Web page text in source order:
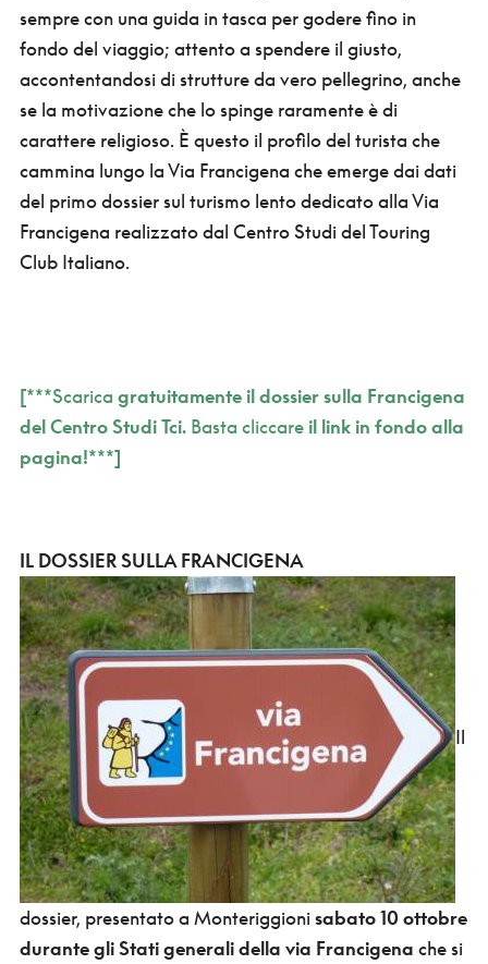
sempre con una guida in tasca per godere fino in
fondo del viaggio; attento a spendere il giusto,
accontentandosi di strutture da vero pellegrino, anche
se la motivazione che lo spinge raramente è di
carattere religioso. È questo il profilo del turista che
cammina lungo la Via Francigena che emerge dai dati
del primo dossier sul turismo lento dedicato alla Via
Francigena realizzato dal Centro Studi del Touring
Club Italiano.
[***Scarica gratuitamente il dossier sulla Francigena
del Centro Studi Tci. Basta cliccareil link in fondo alla
pagina!***]
IL DOSSIER SULLA FRANCIGENA
Il
dossier, presentato a Monteriggionisabato 10 ottobre
durante gli Stati generali della via Francigena che si